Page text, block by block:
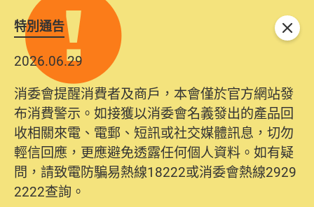
特別通告
2026.06.29
消委會提醒消費者及商戶，本會僅於官方網站發
布消費警示。如接獲以消委會名義發出的產品回
收相關來電、電郵、短訊或社交媒體訊息，切勿
輕信回應，更應避免透露任何個人資料。如有疑
問，請致電防騙易熱線18222或消委會熱線2929
2222查詢。
關閉